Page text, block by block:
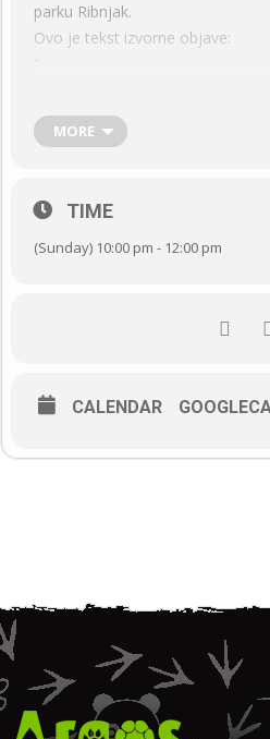
parku Ribnjak.
Ovo je tekst izvorne objave:
[Kvart u parku]
Nedjelja, 17.5. RIBNJAK
Dođite na druženje, besplatne
Zeleno-kulturni festival
u suradnji s Centrom kulture
u sklopu događanja:
Vidimo se!
MORE
TIME
(Sunday) 10:00 pm - 12:00 pm
CALENDAR